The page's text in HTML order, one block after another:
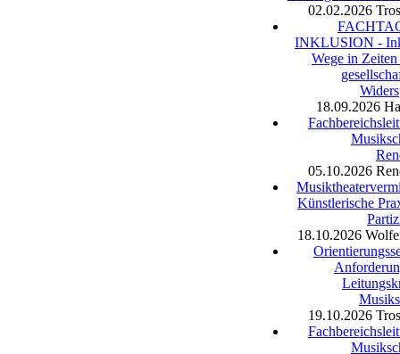
02.02.2026
INKLUSION -
Wege in
18.09.2026
05.10.2026
Künstlerische
18.10.2026
19.10.2026